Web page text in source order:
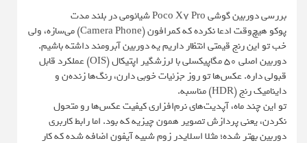
بررسی دوربین گوشی Poco X7 Pro شیائومی در بلند مدت
پوکو هیچ‌وقت ادعا نکرده که کمرافون (Camera Phone) می‌سازه، ولی
خب تو این رنج قیمتی انتظار داریم یه دوربین آبرومند داشته باشیم.
دوربین اصلی ۵۰ مگاپیکسلی با لرزشگیر اپتیکال (OIS) عملکرد قابل
قبولی داره. عکس‌ها تو روز جزئیات خوبی دارن، رنگ‌ها زنده‌ن و
داینامیک رنج (HDR) مناسبه.
تو این چند ماه، آپدیت‌های نرم‌افزاری کیفیت عکس‌ها رو متحول
نکردن، یعنی پردازش تصویر همون چیزیه که بود. اما رابط کاربری
دوربین بهتر شده؛ مثلا اسلایدر زوم شبیه آیفون اضافه شده که کار